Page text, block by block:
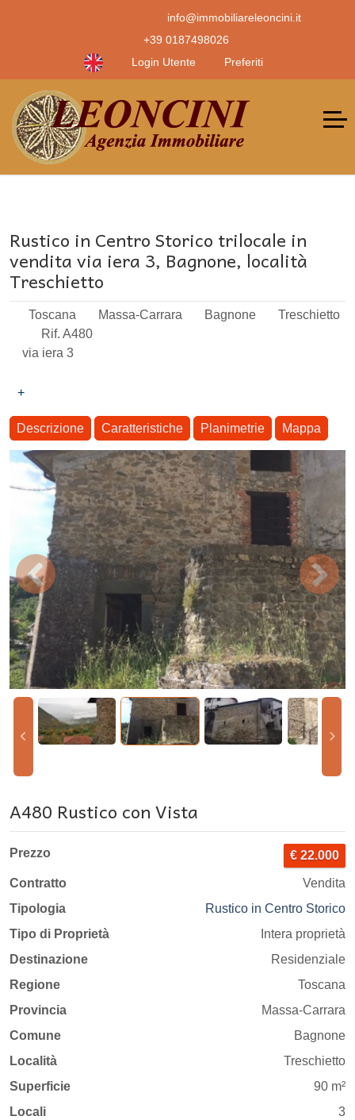
info@immobiliareleoncini.it
+39 0187498026
Login Utente
Preferiti
Rustico in Centro Storico trilocale in
vendita via iera 3, Bagnone, località
Treschietto
Toscana Massa-Carrara Bagnone
Treschietto
Rif. A480
via iera 3
+
Descrizione Caratteristiche Planimetrie Mappa
A480 Rustico con Vista
Prezzo € 22.000
Contratto
Vendita
Tipologia
Rustico in Centro Storico
Tipo di Proprietà
Intera proprietà
Destinazione
Residenziale
Regione
Toscana
Provincia
Massa-Carrara
Comune
Bagnone
Località
Treschietto
Superficie
90 m²
Locali
3